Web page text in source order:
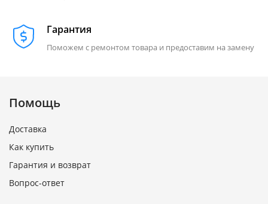
Гарантия
Поможем с ремонтом товара и предоставим на замену
Помощь
Доставка
Как купить
Гарантия и возврат
Вопрос-ответ